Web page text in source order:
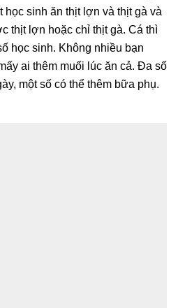
sinh ăn thịt lợn và thịt gà và
thịt lợn hoặc chỉ thịt gà. Cá thì
học sinh. Không nhiều bạn
ai thêm muối lúc ăn cả. Đa số
một số có thể thêm bữa phụ.